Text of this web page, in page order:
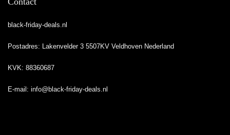
black-friday-deals.nl
Postadres: Lakenvelder 3 5507KV Veldhoven Nederland
KVK: 88360687
E-mail: info@black-friday-deals.nl